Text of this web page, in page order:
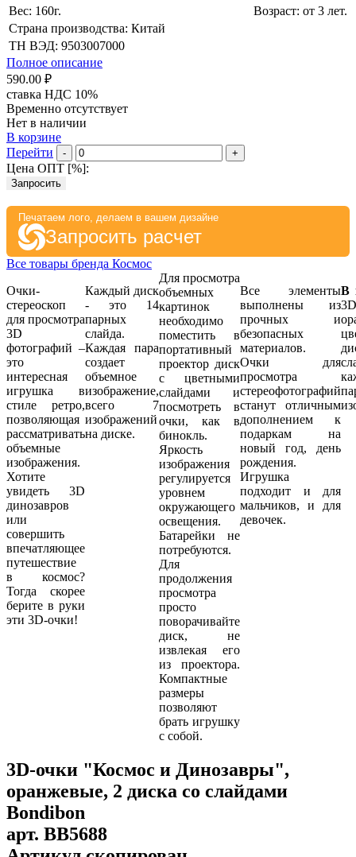
Вес: 160г.
Возраст: от 3 лет.
Страна производства: Китай
ТН ВЭД: 9503007000
Полное описание
590.00 ₽
ставка НДС 10%
Временно отсутствует
Нет в наличии
В корзине
Перейти
- +
Цена ОПТ [%]:
Запросить
Печатаем лого, делаем в вашем дизайне
Запросить расчет
Все товары бренда Космос
Очки-
стереоскоп
для просмотра
3D
фотографий –
это
интересная
игрушка в
стиле ретро,
позволяющая
рассматривать
объемные
изображения.
Хотите
увидеть 3D
динозавров
или
совершить
впечатляющее
путешествие
в космос?
Тогда скорее
берите в руки
эти 3D-очки!
Каждый диск
- это 14
парных
слайда.
Каждая пара
создает
объемное
изображение,
всего 7
изображений
на диске.
Для просмотра
объемных
картинок
необходимо
поместить в
портативный
проектор диск
с цветными
слайдами и
посмотреть в
очки, как в
бинокль.
Яркость
изображения
регулируется
уровнем
окружающего
освещения.
Батарейки не
потребуются.
Для
продолжения
просмотра
просто
поворачивайте
диск, не
извлекая его
из проектора.
Компактные
размеры
позволяют
брать игрушку
с собой.
Все элементы
выполнены из
прочных и
безопасных
материалов.
Очки для
просмотра
стереофотографий
станут отличным
дополнением к
подаркам на
новый год, день
рождения.
Игрушка
подходит и для
мальчиков, и для
девочек.
В
3D-очки "Космос и Динозавры",
оранжевые, 2 диска со слайдами
Bondibon
арт. BB5688